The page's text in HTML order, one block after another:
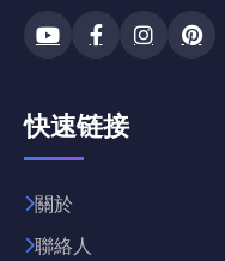
快速链接
關於
聯絡人